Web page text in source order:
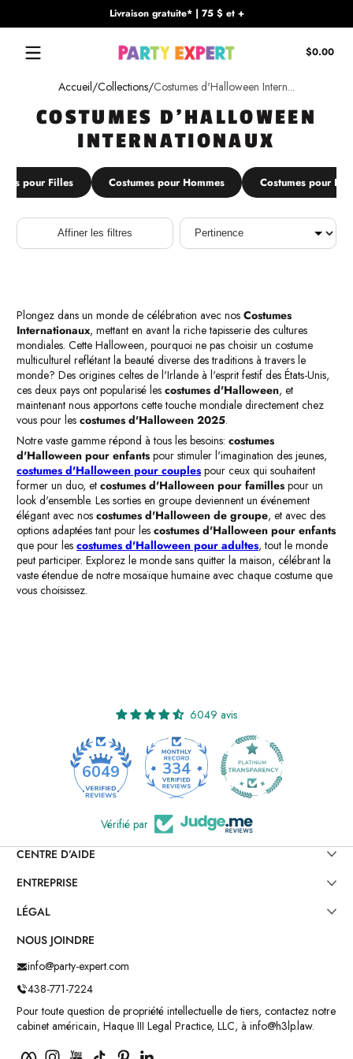
Livraison gratuite* | 75 $ et +
$0.00
Accueil Collections Costumes d'Halloween Intern...
COSTUMES D'HALLOWEEN
INTERNATIONAUX
pour Filles Costumes pour Hommes Costumes pour
Affiner les filtres
Trier
Plongez dans un monde de célébration avec nos Costumes
Internationaux, mettant en avant la riche tapisserie des cultures
mondiales. Cette Halloween, pourquoi ne pas choisir un costume
multiculturel reflétant la beauté diverse des traditions à travers le
monde? Des origines celtes de l'Irlande à l'esprit festif des États-Unis,
ces deux pays ont popularisé les costumes d'Halloween, et
maintenant nous apportons cette touche mondiale directement chez
vous pour les costumes d'Halloween 2025.
Notre vaste gamme répond à tous les besoins: costumes
d'Halloween pour enfants pour stimuler l'imagination des jeunes,
costumes d'Halloween pour couples pour ceux qui souhaitent
former un duo, et costumes d'Halloween pour familles pour un
look d'ensemble. Les sorties en groupe deviennent un événement
élégant avec nos costumes d'Halloween de groupe, et avec des
options adaptées tant pour les costumes d'Halloween pour enfants
que pour les costumes d'Halloween pour adultes, tout le monde
peut participer. Explorez le monde sans quitter la maison, célébrant la
vaste étendue de notre mosaïque humaine avec chaque costume que
vous choisissez.
6049 avis
6049 334
Vérifié par
CENTRE D’AIDE
ENTREPRISE
LÉGAL
NOUS JOINDRE
info@party-expert.com
438-771-7224
Pour toute question de propriété intellectuelle de tiers, contactez notre
cabinet américain, Haque III Legal Practice, LLC, à info@h3lp.law.
FacebookInstagramYouTubeTikTok Pinterest